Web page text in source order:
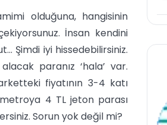
olduğuna, hangisinin
İnsan kendini
Şimdi iyi hissedebilirsiniz.
paranız ‘hala’ var.
fiyatının 3-4 katı
4 TL jeton parası
Sorun yok değil mi?